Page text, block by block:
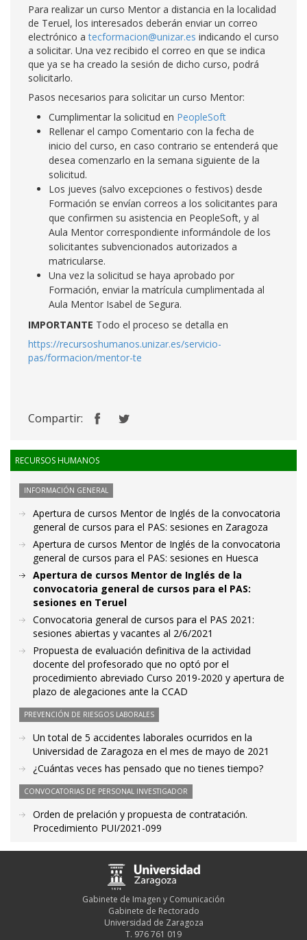
Para realizar un curso Mentor a distancia en la localidad
de Teruel, los interesados deberán enviar un correo
electrónico atecformacion@unizar.es indicando el curso
a solicitar. Una vez recibido el correo en que se indica
que ya se ha creado la sesión de dicho curso, podrá
solicitarlo.
Pasos necesarios para solicitar un curso Mentor:
Cumplimentar la solicitud en PeopleSoft
Rellenar el campo Comentario con la fecha de
inicio del curso, en caso contrario se entenderá que
desea comenzarlo en la semana siguiente de la
solicitud.
Los jueves (salvo excepciones o festivos) desde
Formación se envían correos a los solicitantes para
que confirmen su asistencia en PeopleSoft, y al
Aula Mentor correspondiente informándole de los
solicitantes subvencionados autorizados a
matricularse.
Una vez la solicitud se haya aprobado por
Formación, enviar la matrícula cumplimentada al
Aula Mentor Isabel de Segura.
IMPORTANTE Todo el proceso se detalla en
https://recursoshumanos.unizar.es/servicio-
pas/formacion/mentor-te
Compartir:
RECURSOS HUMANOS
INFORMACIÓN GENERAL
Apertura de cursos Mentor de Inglés de la convocatoria
general de cursos para el PAS: sesiones en Zaragoza
Apertura de cursos Mentor de Inglés de la convocatoria
general de cursos para el PAS: sesiones en Huesca
Apertura de cursos Mentor de Inglés de la
convocatoria general de cursos para el PAS:
sesiones en Teruel
Convocatoria general de cursos para el PAS 2021:
sesiones abiertas y vacantes al 2/6/2021
Propuesta de evaluación definitiva de la actividad
docente del profesorado que no optó por el
procedimiento abreviado Curso 2019-2020 y apertura de
plazo de alegaciones ante la CCAD
PREVENCIÓN DE RIESGOS LABORALES
Un total de 5 accidentes laborales ocurridos en la
Universidad de Zaragoza en el mes de mayo de 2021
¿Cuántas veces has pensado que no tienes tiempo?
CONVOCATORIAS DE PERSONAL INVESTIGADOR
Orden de prelación y propuesta de contratación.
Procedimiento PUI/2021-099
Gabinete de Imagen y Comunicación
Gabinete de Rectorado
Universidad de Zaragoza
T. 976 761 019